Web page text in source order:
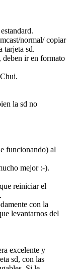
normal/ copiar
tarjeta sd.
deben ir en formato
la sd no
funcionando) al
mejor :-).
reiniciar el
con la
levantarnos del
excelente y
sd, con las